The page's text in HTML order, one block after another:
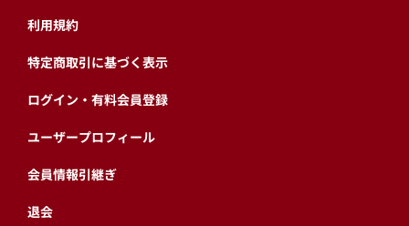
利用規約
特定商取引に基づく表示
ログイン・有料会員登録
ユーザープロフィール
会員情報引継ぎ
退会